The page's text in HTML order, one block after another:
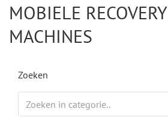
MOBIELE RECOVERY
MACHINES
Zoeken